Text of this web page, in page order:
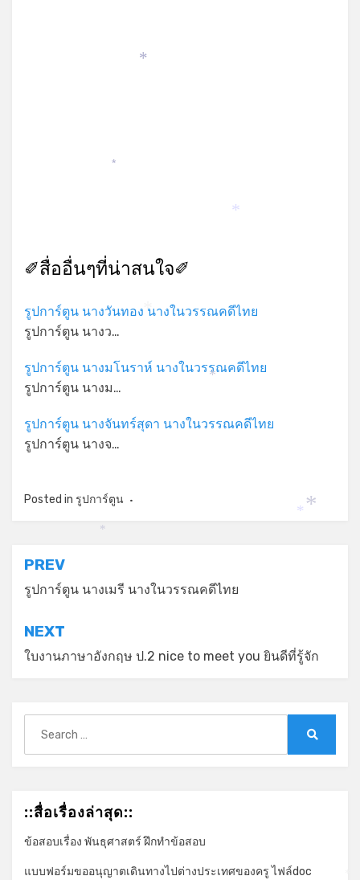
✐สื่ออื่นๆที่น่าสนใจ✐
รูปการ์ตูน นางวันทอง นางในวรรณคดีไทย
รูปการ์ตูน นางว…
รูปการ์ตูน นางมโนราห์ นางในวรรณคดีไทย
รูปการ์ตูน นางม…
รูปการ์ตูน นางจันทร์สุดา นางในวรรณคดีไทย
รูปการ์ตูน นางจ…
Posted in รูปการ์ตูน
แนะแนว
เรื่อง
PREV
รูปการ์ตูน นางเมรี นางในวรรณคดีไทย
NEXT
ใบงานภาษาอังกฤษ ป.2 nice to meet you ยินดีที่รู้จัก
for:
::สื่อเรื่องล่าสุด::
ข้อสอบเรื่อง พันธุศาสตร์ ฝึกทำข้อสอบ
แบบฟอร์มขออนุญาตเดินทางไปต่างประเทศของครู ไฟล์doc